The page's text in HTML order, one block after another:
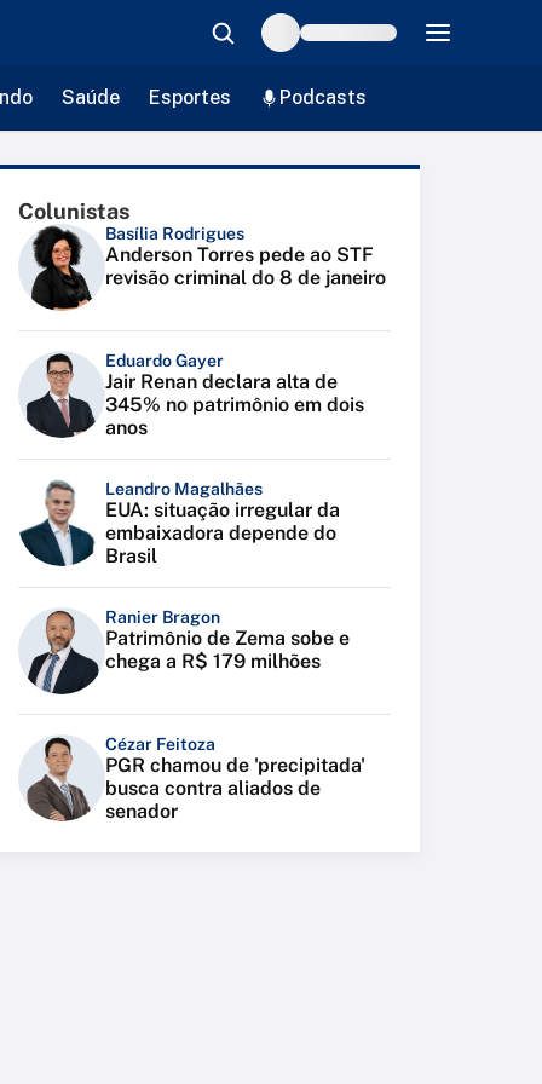
Saúde Esportes Podcasts
Colunistas
Basília Rodrigues
Anderson Torres pede ao STF
revisão criminal do 8 de janeiro
Eduardo Gayer
Jair Renan declara alta de
345% no patrimônio em dois
anos
Leandro Magalhães
EUA: situação irregular da
embaixadora depende do
Brasil
Ranier Bragon
Patrimônio de Zema sobe e
chega a R$ 179 milhões
Cézar Feitoza
PGR chamou de 'precipitada'
busca contra aliados de
senador